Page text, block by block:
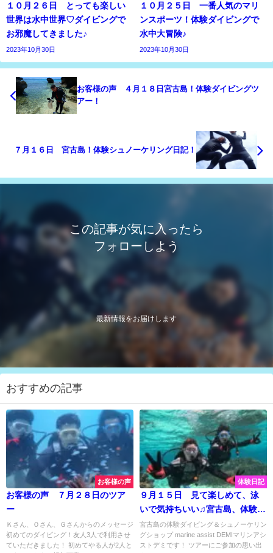
１０月２６日 とっても楽しい
世界は水中世界♡ダイビングで
お邪魔してきました♪
2023年10月30日
１０月２５日 一番人気のマリ
ンスポーツ！体験ダイビングで
水中大冒険♪
2023年10月30日
お客様の声 ４月１８日宮古島！体験ダイビングツ
アー！
７月１６日 宮古島！体験シュノーケリング日記！
この記事が気に入ったら
フォローしよう
最新情報をお届けします
おすすめの記事
お客様の声
お客様の声 ７月２８日のツア
ー
Ｋさん、Ｏさん、Ｇさんからのメッセージ
初めてのダイビング！友人3人で利用させ
ていただきました！ 初めてやる人が2人と
体験日記
９月１５日 見て楽しめて、泳
いで気持ちいい♫宮古島、体験ダ
イビング！
宮古島の体験ダイビング＆シュノーケリン
グショップ marine assist DEMIマリンアシ
ストデミです！ ツアーにご参加の思い出